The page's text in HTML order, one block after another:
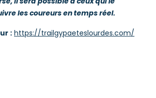
les coureurs en temps réel.
: https://trailgypaeteslourdes.com/